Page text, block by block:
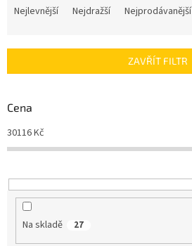
í
r
o
d
u
t
ů
Nejlevnější Nejdražší Nejprodávanější
ZAVŘÍT FILTR
Cena
30116Kč
Na skladě 27